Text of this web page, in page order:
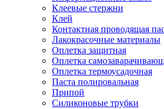
Клеевые стержни
Клей
Контактная проводящая
Лакокрасочные материалы
Оплетка защитная
Оплетка
Оплетка термоусадочная
Паста полировальная
Припой
Силиконовые трубки